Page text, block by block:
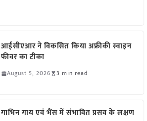
आईसीएआर ने विकसित किया अफ्रीकी स्वाइन
फीवर का टीका
August 5, 2026 3 min read
गाभिन गाय एवं भैंस में संभावित प्रसव के लक्षण